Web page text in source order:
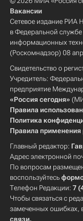
Вакансии
Сетевое издание РИА
в Федеральной
информационных
(Роскомнадзор) 08
Свидетельство о
Учредитель:
предприятие
«Россия сегодня»
Правила
Политика
Правила применения
Главный редактор:
Адрес электронной
По вопросам
воспользуйтесь
Телефон Редакции: 7
Чтобы связаться с
замеченных ошибках,
связи.